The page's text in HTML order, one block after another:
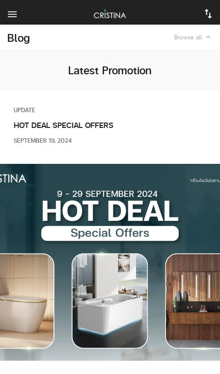
Browse all expand_less
Blog
Latest Promotion
UPDATE
HOT DEAL SPECIAL OFFERS
SEPTEMBER 19, 2024